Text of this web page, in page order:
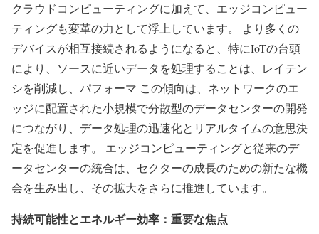
クラウドコンピューティングに加えて、エッジコンピュー
ティングも変革の力として浮上しています。 より多くの
デバイスが相互接続されるようになると、特にIoTの台頭
により、ソースに近いデータを処理することは、レイテン
シを削減し、パフォーマ この傾向は、ネットワークのエ
ッジに配置された小規模で分散型のデータセンターの開発
につながり、データ処理の迅速化とリアルタイムの意思決
定を促進します。 エッジコンピューティングと従来のデ
ータセンターの統合は、セクターの成長のための新たな機
会を生み出し、その拡大をさらに推進しています。
持続可能性とエネルギー効率：重要な焦点